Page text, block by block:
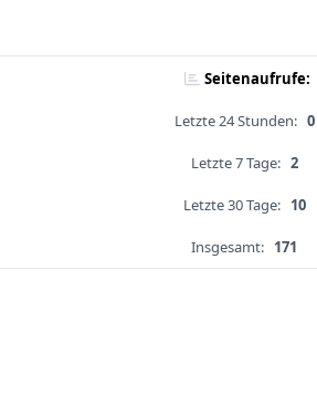
Seitenaufrufe:
Letzte 24 Stunden: 0
Letzte 7 Tage: 2
Letzte 30 Tage: 10
Insgesamt: 171